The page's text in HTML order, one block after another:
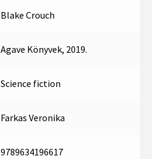
Blake Crouch
Agave Könyvek, 2019.
Science fiction
Farkas Veronika
9789634196617